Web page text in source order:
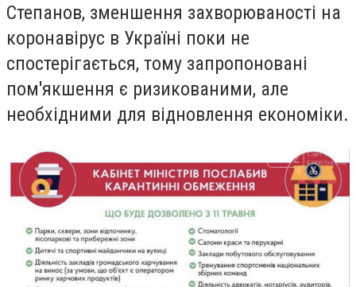
Степанов, зменшення захворюваності на
коронавірус в Україні поки не
спостерігається, тому запропоновані
пом'якшення є ризикованими, але
необхідними для відновлення економіки.